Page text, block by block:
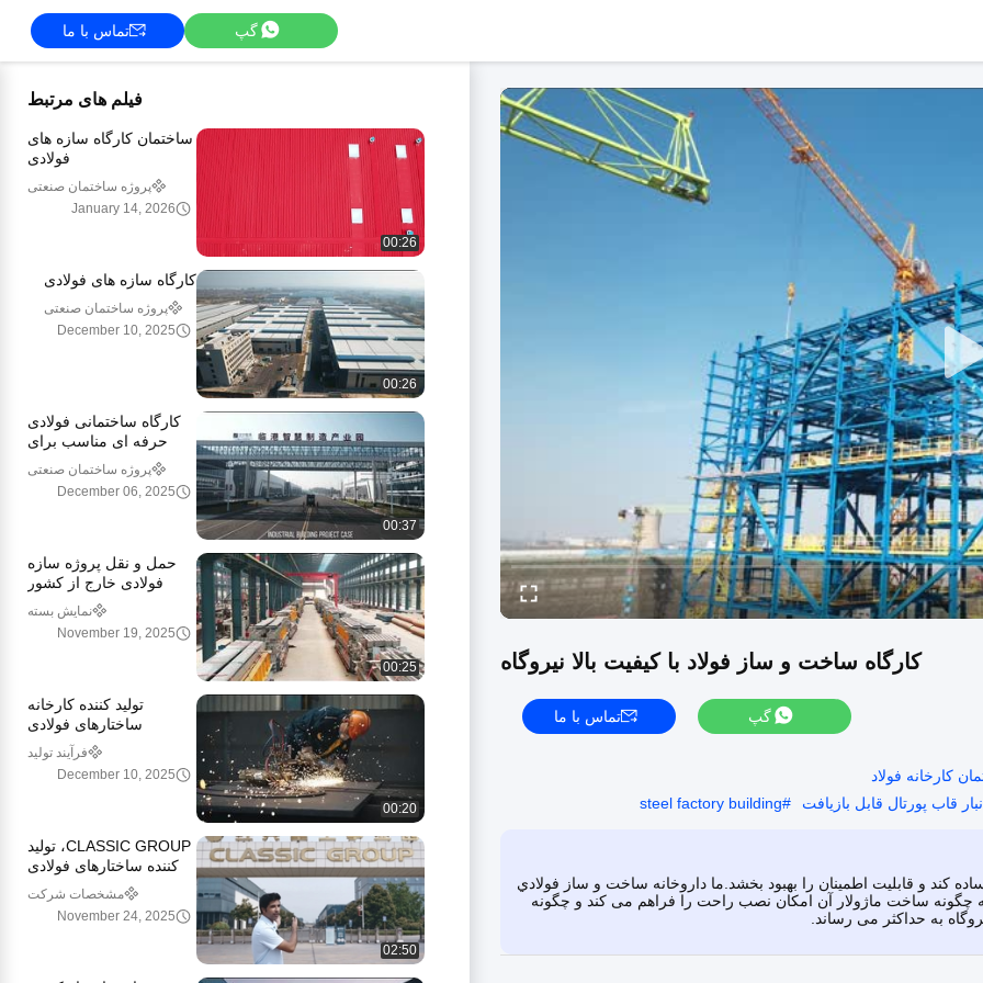
گپ تماس با ما
کارگاه ساخت و ساز فولاد با کیفیت بالا نیروگاه
گپ تماس با ما
کارخانه فولاد
قاب پورتال قابل بازیافت
#
steel factory building
کند و قابلیت اطمینان را بهبود بخشد.ما داروخانه ساخت و ساز فولادي
چگونه ساخت ماژولار آن امکان نصب راحت را فراهم می کند و چگونه
به حداکثر می رساند.
فیلم های مرتبط
00:26
ساختمان کارگاه سازه های
فولادی
پروژه ساختمان صنعتی
January 14, 2026
00:26
کارگاه سازه های فولادی
پروژه ساختمان صنعتی
December 10, 2025
00:37
کارگاه ساختمانی فولادی
حرفه ای مناسب برای
کاربردهای صنعتی
پروژه ساختمان صنعتی
December 06, 2025
00:25
حمل و نقل پروژه سازه
فولادی خارج از کشور
گروه کلاسیک
نمایش بسته
November 19, 2025
00:20
تولید کننده کارخانه
ساختارهای فولادی
فرآیند تولید
December 10, 2025
02:50
CLASSIC GROUP، تولید
کننده ساختارهای فولادی
مشهور در سراسر جهان
مشخصات شرکت
November 24, 2025